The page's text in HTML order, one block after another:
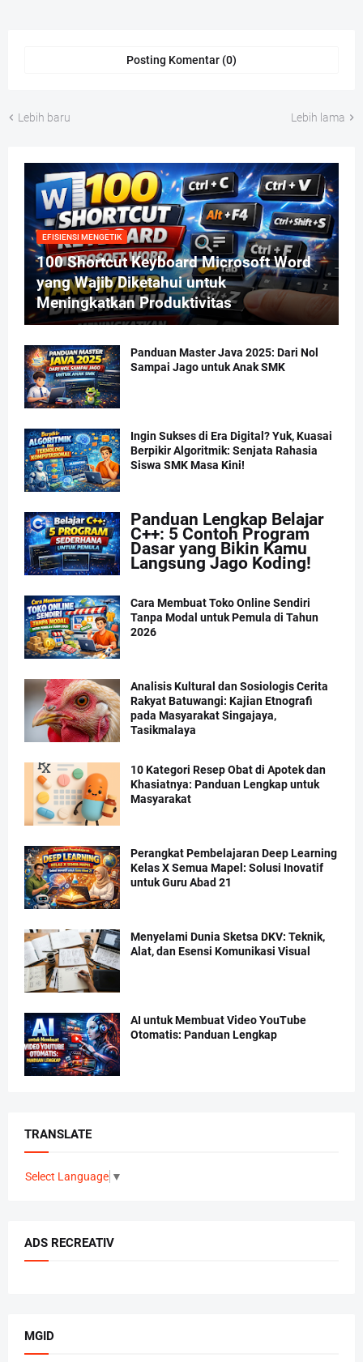
Posting Komentar (0)
Lebih baru Lebih lama
EFISIENSI MENGETIK
100 Shortcut Keyboard Microsoft Word
yang Wajib Diketahui untuk
Meningkatkan Produktivitas
Panduan Master Java 2025: Dari Nol
Sampai Jago untuk Anak SMK
Ingin Sukses di Era Digital? Yuk, Kuasai
Berpikir Algoritmik: Senjata Rahasia
Siswa SMK Masa Kini!
Panduan Lengkap Belajar
C++: 5 Contoh Program
Dasar yang Bikin Kamu
Langsung Jago Koding!
Cara Membuat Toko Online Sendiri
Tanpa Modal untuk Pemula di Tahun
2026
Analisis Kultural dan Sosiologis Cerita
Rakyat Batuwangi: Kajian Etnografi
pada Masyarakat Singajaya,
Tasikmalaya
10 Kategori Resep Obat di Apotek dan
Khasiatnya: Panduan Lengkap untuk
Masyarakat
Perangkat Pembelajaran Deep Learning
Kelas X Semua Mapel: Solusi Inovatif
untuk Guru Abad 21
Menyelami Dunia Sketsa DKV: Teknik,
Alat, dan Esensi Komunikasi Visual
AI untuk Membuat Video YouTube
Otomatis: Panduan Lengkap
TRANSLATE
Select Language ▼
ADS RECREATIV
MGID